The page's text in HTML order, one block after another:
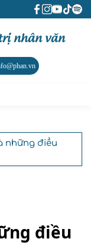
nhân văn
những điều
điều